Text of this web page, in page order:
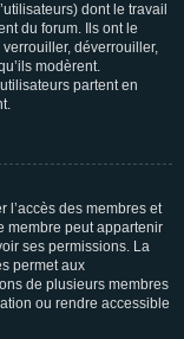
dont le travail
du forum. Ils ont le
déverrouiller,
modèrent.
partent en
l’accès des membres et
membre peut appartenir
ses permissions. La
permet aux
de plusieurs membres
ou rendre accessible